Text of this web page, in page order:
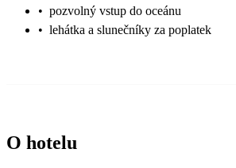
• pozvolný vstup do oceánu
• lehátka a slunečníky za poplatek
O hotelu